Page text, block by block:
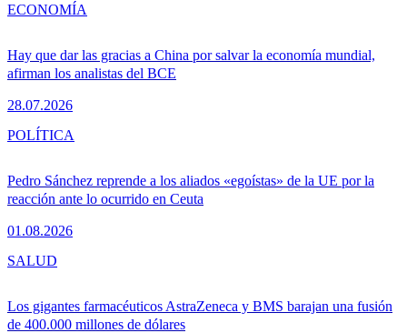
Hay que dar las gracias a China por salvar la economía mundial,
afirman los analistas del BCE
28.07.2026
ECONOMÍA
Pedro Sánchez reprende a los aliados «egoístas» de la UE por la
reacción ante lo ocurrido en Ceuta
01.08.2026
POLÍTICA
Los gigantes farmacéuticos AstraZeneca y BMS barajan una fusión
de 400.000 millones de dólares
SALUD